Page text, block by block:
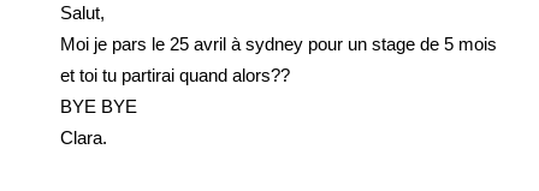
Salut,
Moi je pars le 25 avril à sydney pour un stage de 5 mois
et toi tu partirai quand alors??
BYE BYE
Clara.